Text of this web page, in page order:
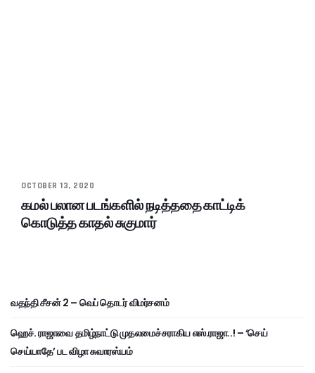
OCTOBER 13, 2020
கமல் பலான படங்களில் நடித்ததை காட்டிக்
கொடுத்த காதல் சுகுமார்
வதந்தி சீசன் 2 – வெப் தொடர் விமர்சனம்
ஹெச். ராஜாவை தமிழ்நாட்டு முதலமைச்சராகிய எஸ்.ராஜா..! – ‘செய்
செய்யாதே’ பட விழா சுவாரஸ்யம்